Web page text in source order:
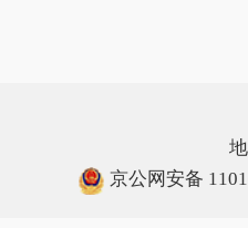
京公网安备